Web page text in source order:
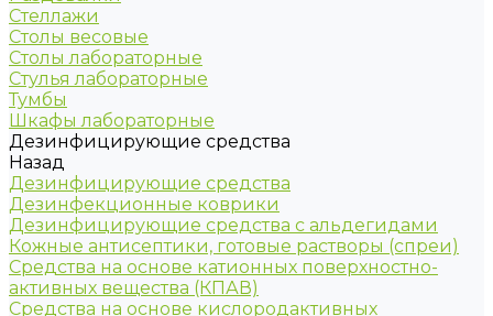
Стеллажи
Столы весовые
Столы лабораторные
Стулья лабораторные
Тумбы
Шкафы лабораторные
Дезинфицирующие средства
Назад
Дезинфицирующие средства
Дезинфекционные коврики
Дезинфицирующие средства с альдегидами
Кожные антисептики, готовые растворы (спреи)
Средства на основе катионных поверхностно-
активных вещества (КПАВ)
Средства на основе кислородактивных